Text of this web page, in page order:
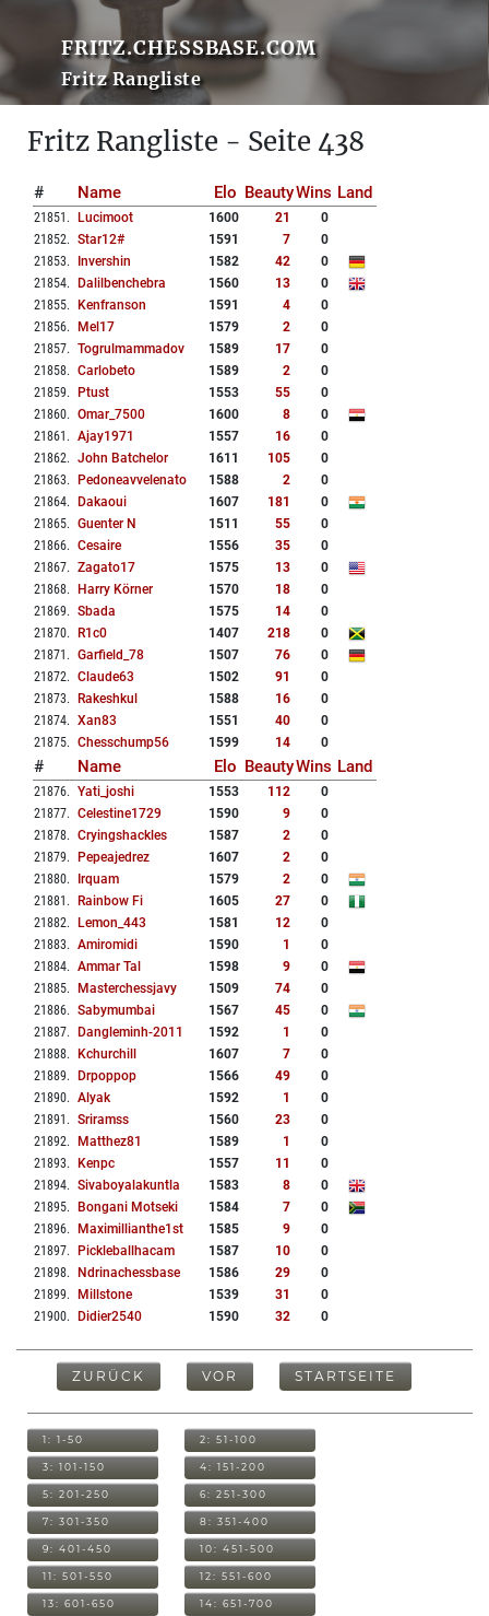
FRITZ.CHESSBASE.COM
Fritz Rangliste
Fritz Rangliste - Seite 438
# Name Elo BeautyWins Land
21851 . Lucimoot 1600 21
0
21852. Star12# 1591 7
0
21853. Invershin 1582 42
0
21854. Dalilbenchebra 1560 13
0
21855. Kenfranson 1591 4
0
21856. Mel17 1579 2
0
21857. Togrulmammadov 1589 17
0
21858. Carlobeto 1589 2
0
21859. Ptust 1553 55
0
21860. Omar_7500 1600 8
0
21861 . Ajay1971 1557 16
0
21862. John Batchelor 1611 105
0
21863. Pedoneavvelenato 1588 2
0
21864. Dakaoui 1607 181
0
21865. Guenter N 1511 55
0
21866. Cesaire 1556 35
0
21867. Zagato17 1575 13
0
21868. Harry Körner 1570 18
0
21869. Sbada 1575 14
0
21870. R1c0 1407 218
0
21871 . Garfield_78 1507 76
0
21872. Claude63 1502 91
0
21873. Rakeshkul 1588 16
0
21874. Xan83 1551 40
0
21875. Chesschump56 1599 14 0
# Name Elo BeautyWins Land
21876. Yati_joshi 1553 112
0
21877. Celestine1729 1590 9
0
21878. Cryingshackles 1587 2
0
21879. Pepeajedrez 1607 2
0
21880. Irquam 1579 2
0
21881 . Rainbow Fi 1605 27
0
21882. Lemon_443 1581 12
0
21883. Amiromidi 1590 1
0
21884. Ammar Tal 1598 9
0
21885. Masterchessjavy 1509 74
0
21886. Sabymumbai 1567 45
0
21887. Dangleminh-2011 1592 1
0
21888. Kchurchill 1607 7
0
21889. Drpoppop 1566 49
0
21890. Alyak 1592 1
0
21891 . Sriramss 1560 23
0
21892. Matthez81 1589 1
0
21893. Kenpc 1557 11
0
21894. Sivaboyalakuntla 1583 8
0
21895. Bongani Motseki 1584 7
0
21896. Maximillianthe1st 1585 9
0
21897. Pickleballhacam 1587 10
0
21898. Ndrinachessbase 1586 29
0
21899. Millstone 1539 31
0
21900. Didier2540 1590 32 0
ZURÜCK VOR STARTSEITE
1: 1-50 2: 51-100
3: 101-150 4: 151-200
5: 201-250 6: 251-300
7: 301-350 8: 351-400
9: 401-450 10: 451-500
11: 501-550 12: 551-600
13: 601-650 14: 651-700